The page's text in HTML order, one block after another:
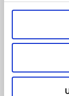
Läckö-